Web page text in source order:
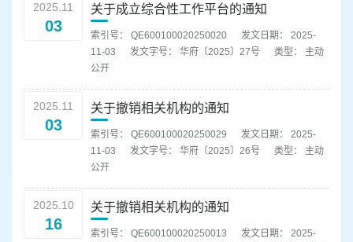
2025.11
03
关于成立综合性工作平台的通知
索引号： QE600100020250020
发文日期： 2025-
11-03
发文字号： 华府〔2025〕27号
类型： 主动
公开
2025.11
03
关于撤销相关机构的通知
索引号： QE600100020250029
发文日期： 2025-
11-03
发文字号： 华府〔2025〕26号
类型： 主动
公开
2025.10
16
关于撤销相关机构的通知
索引号： QE600100020250013
发文日期： 2025-